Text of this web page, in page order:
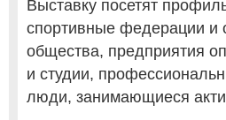
Выставку посетят
спортивные федерации и
общества, предприятия
и студии,
люди, занимающиеся